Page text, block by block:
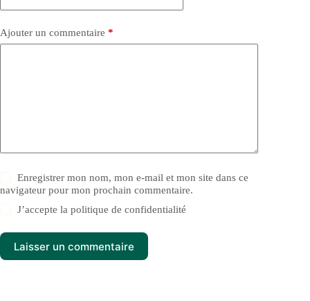
Ajouter un commentaire *
Enregistrer mon nom, mon e-mail et mon site dans ce
navigateur pour mon prochain commentaire.
J’accepte lapolitique de confidentialité
Laisser un commentaire